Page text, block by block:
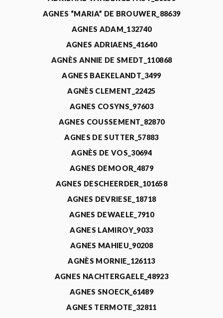
AGNES “MARIA” DE BROUWER_88639
AGNES ADAM_132740
AGNES ADRIAENS_41640
AGNÈS ANNIE DE SMEDT_110868
AGNES BAEKELANDT_3499
AGNÈS CLEMENT_22425
AGNES COSYNS_97603
AGNES COUSSEMENT_82870
AGNES DE SUTTER_57883
AGNÈS DE VOS_30694
AGNES DEMOOR_4879
AGNES DESCHEERDER_101658
AGNES DEVRIESE_18718
AGNES DEWAELE_7910
AGNES LAMIROY_9033
AGNES MAHIEU_90208
AGNÈS MORNIE_126113
AGNES NACHTERGAELE_48923
AGNES SNOECK_61489
AGNES TERMOTE_32811